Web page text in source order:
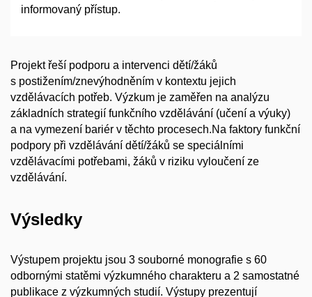
informovaný přístup.
Projekt řeší podporu a intervenci dětí/žáků
s postižením/znevýhodněním v kontextu jejich
vzdělávacích potřeb. Výzkum je zaměřen na analýzu
základních strategií funkčního vzdělávání (učení a výuky)
a na vymezení bariér v těchto procesech.Na faktory funkční
podpory při vzdělávání dětí/žáků se speciálními
vzdělávacími potřebami, žáků v riziku vyloučení ze
vzdělávání.
Výsledky
Výstupem projektu jsou 3 souborné monografie s 60
odbornými statěmi výzkumného charakteru a 2 samostatné
publikace z výzkumných studií. Výstupy prezentují